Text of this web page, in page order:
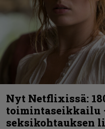
Nyt Netflixissä:
toimintaseikkailu
seksikohtauksen